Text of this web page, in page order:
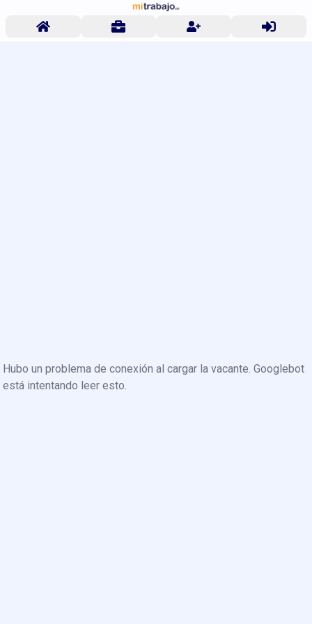
Hubo un problema de conexión al cargar la vacante. Googlebot
está intentando leer esto.